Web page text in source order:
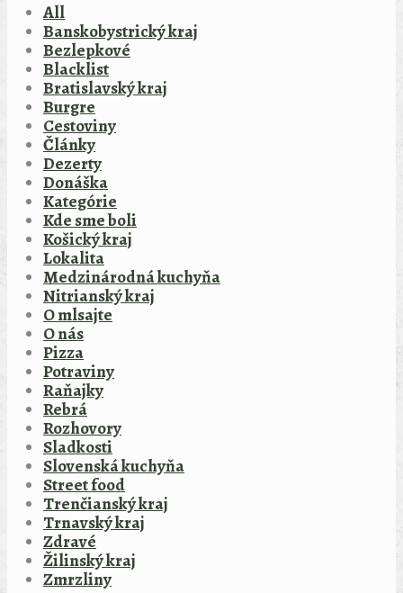
All
Banskobystrický kraj
Bezlepkové
Blacklist
Bratislavský kraj
Burgre
Cestoviny
Články
Dezerty
Donáška
Kategórie
Kde sme boli
Košický kraj
Lokalita
Medzinárodná kuchyňa
Nitrianský kraj
O mlsajte
O nás
Pizza
Potraviny
Raňajky
Rebrá
Rozhovory
Sladkosti
Slovenská kuchyňa
Street food
Trenčianský kraj
Trnavský kraj
Zdravé
Žilinský kraj
Zmrzliny